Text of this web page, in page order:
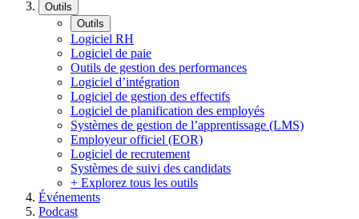
Outils
Outils
Logiciel RH
Logiciel de paie
Outils de gestion des performances
Logiciel d’intégration
Logiciel de gestion des effectifs
Logiciel de planification des employés
Systèmes de gestion de l’apprentissage (LMS)
Employeur officiel (EOR)
Logiciel de recrutement
Systèmes de suivi des candidats
+ Explorez tous les outils
Événements
Podcast